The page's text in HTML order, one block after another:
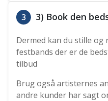
3 3) Book den
Dermed kan du stille
festbands der er de
tilbud
Brug også artisternes
andre kunder har sagt